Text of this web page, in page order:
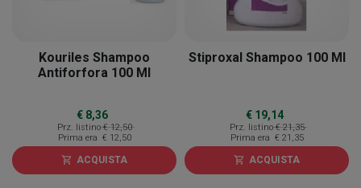
Kouriles Shampoo
Antiforfora 100 Ml
€ 8,36
Prz. listino € 12,50
Prima era € 12,50
shopping_cart ACQUISTA
Stiproxal Shampoo 100 Ml
€ 19,14
Prz. listino € 21,35
Prima era € 21,35
shopping_cart ACQUISTA